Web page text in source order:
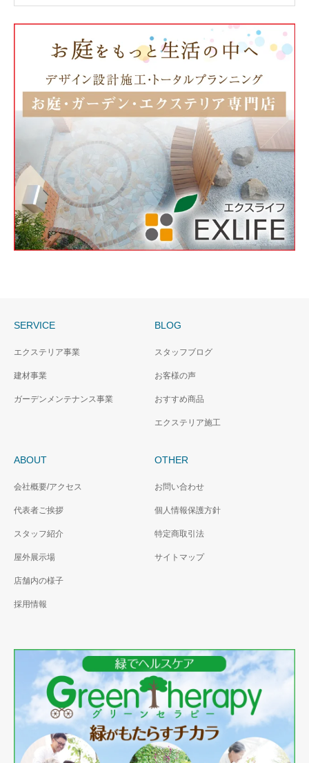
SERVICE
エクステリア事業
建材事業
ガーデンメンテナンス事業
BLOG
スタッフブログ
お客様の声
おすすめ商品
エクステリア施工
ABOUT
会社概要/アクセス
代表者ご挨拶
スタッフ紹介
屋外展示場
店舗内の様子
採用情報
OTHER
お問い合わせ
個人情報保護方針
特定商取引法
サイトマップ